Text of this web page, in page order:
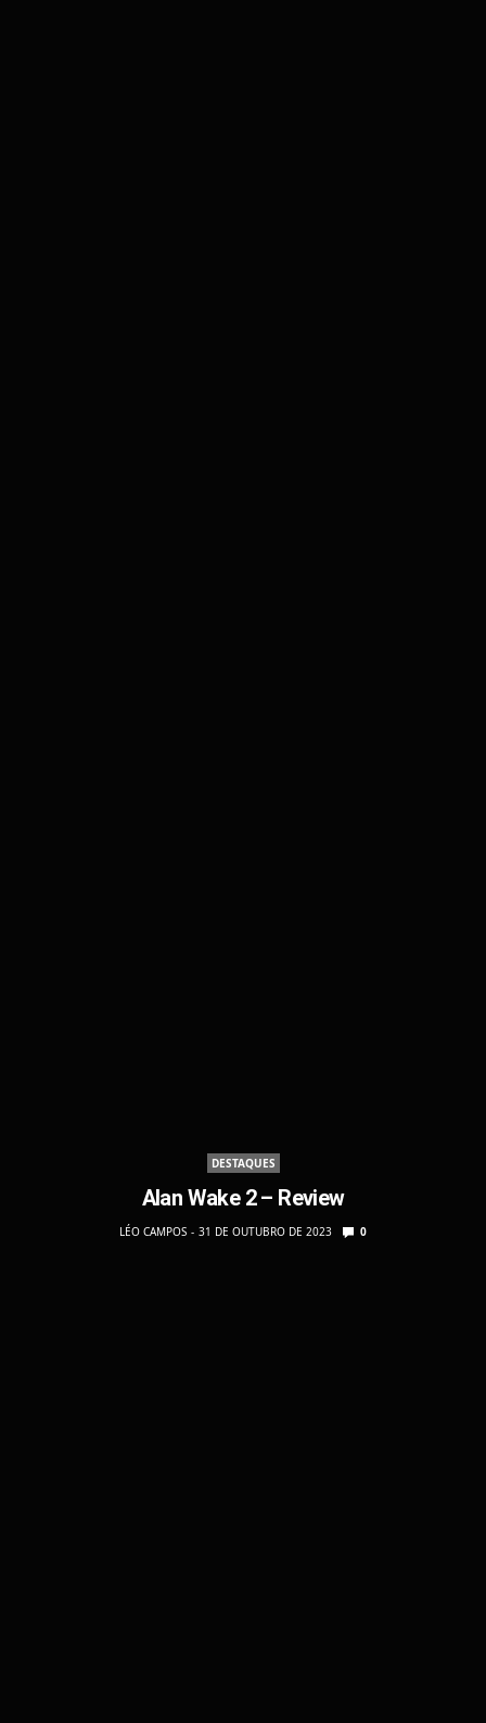
DESTAQUES
Alan Wake 2 – Review
LÉO CAMPOS 31 DE OUTUBRO DE 2023 0